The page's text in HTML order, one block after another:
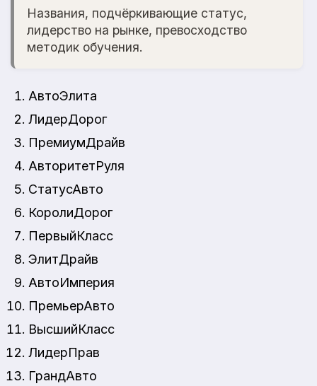
Названия, подчёркивающие статус,
лидерство на рынке, превосходство
методик обучения.
АвтоЭлита
ЛидерДорог
ПремиумДрайв
АвторитетРуля
СтатусАвто
КоролиДорог
ПервыйКласс
ЭлитДрайв
АвтоИмперия
ПремьерАвто
ВысшийКласс
ЛидерПрав
ГрандАвто